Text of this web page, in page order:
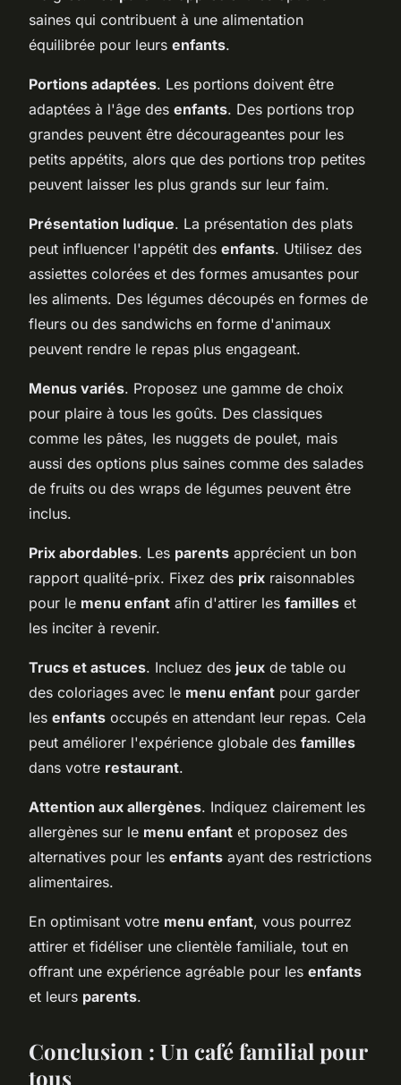
saines qui contribuent à une alimentation
équilibrée pour leurs enfants.
Portions adaptées. Les portions doivent être
adaptées à l'âge des enfants. Des portions trop
grandes peuvent être décourageantes pour les
petits appétits, alors que des portions trop petites
peuvent laisser les plus grands sur leur faim.
Présentation ludique. La présentation des plats
peut influencer l'appétit des enfants. Utilisez des
assiettes colorées et des formes amusantes pour
les aliments. Des légumes découpés en formes de
fleurs ou des sandwichs en forme d'animaux
peuvent rendre le repas plus engageant.
Menus variés. Proposez une gamme de choix
pour plaire à tous les goûts. Des classiques
comme les pâtes, les nuggets de poulet, mais
aussi des options plus saines comme des salades
de fruits ou des wraps de légumes peuvent être
inclus.
Prix abordables. Les parents apprécient un bon
rapport qualité-prix. Fixez des prix raisonnables
pour le menu enfant afin d'attirer les familles et
les inciter à revenir.
Trucs et astuces. Incluez des jeux de table ou
des coloriages avec le menu enfant pour garder
les enfants occupés en attendant leur repas. Cela
peut améliorer l'expérience globale des familles
dans votre restaurant.
Attention aux allergènes. Indiquez clairement les
allergènes sur le menu enfant et proposez des
alternatives pour les enfants ayant des restrictions
alimentaires.
En optimisant votre menu enfant, vous pourrez
attirer et fidéliser une clientèle familiale, tout en
offrant une expérience agréable pour les enfants
et leurs parents.
Conclusion : Un café familial pour
tous